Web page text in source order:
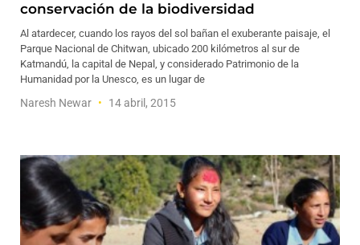
conservación de la biodiversidad
Al atardecer, cuando los rayos del sol bañan el exuberante paisaje, el
Parque Nacional de Chitwan, ubicado 200 kilómetros al sur de
Katmandú, la capital de Nepal, y considerado Patrimonio de la
Humanidad por la Unesco, es un lugar de
Naresh Newar 14 abril, 2015